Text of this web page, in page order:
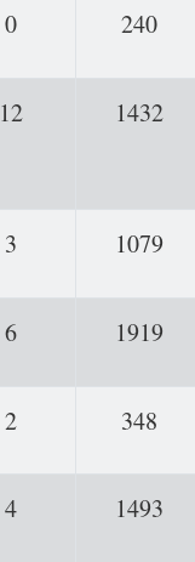
0Antworten 240
12Antworten1432
3 Antworten1079
6Antworten1919
2Antworten 348
4Antworten1493